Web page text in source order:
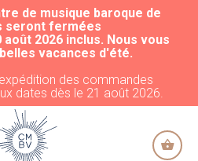
PRINCIPAL
de musique baroque de
seront fermées
août 2026 inclus. Nous vous
vacances d'été.
des commandes
dates dès le 21 août 2026.